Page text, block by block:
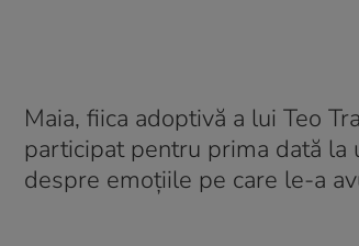
Maia, fiica adoptivă a lui Teo
participat pentru prima dată
despre emoțiile pe care le-a